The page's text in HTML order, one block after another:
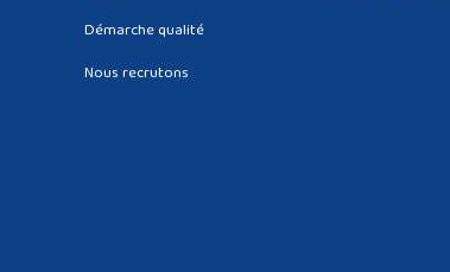
Démarche qualité
Nous recrutons